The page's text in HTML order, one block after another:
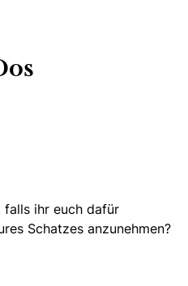
falls ihr euch dafür
Schatzes anzunehmen?